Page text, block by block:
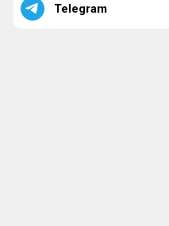
Telegram